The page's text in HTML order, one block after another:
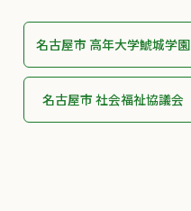
名古屋市 高年大学鯱城学園
名古屋市 社会福祉協議会